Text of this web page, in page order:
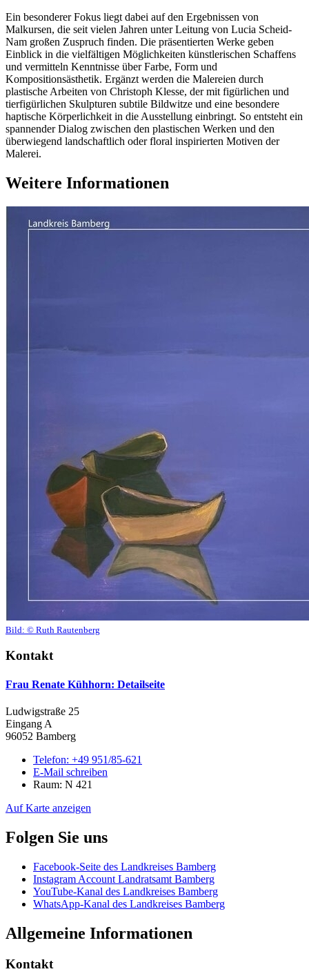
Ein besonderer Fokus liegt dabei auf den Ergebnissen von
Malkursen, die seit vielen Jahren unter Leitung von Lucia Scheid-
Nam großen Zuspruch finden. Die präsentierten Werke geben
Einblick in die vielfältigen Möglichkeiten künstlerischen Schaffens
und vermitteln Kenntnisse über Farbe, Form und
Kompositionsästhetik. Ergänzt werden die Malereien durch
plastische Arbeiten von Christoph Klesse, der mit figürlichen und
tierfigürlichen Skulpturen subtile Bildwitze und eine besondere
haptische Körperlichkeit in die Ausstellung einbringt. So entsteht ein
spannender Dialog zwischen den plastischen Werken und den
überwiegend landschaftlich oder floral inspirierten Motiven der
Malerei.
Weitere Informationen
Bild: © Ruth Rautenberg
Kontakt
Frau Renate Kühhorn: Detailseite
Ludwigstraße 25
Eingang A
96052 Bamberg
Telefon: +49 951/85-621
E-Mail schreiben
Raum: N 421
Auf Karte anzeigen
Folgen Sie uns
Facebook-Seite des Landkreises Bamberg
Instagram Account Landratsamt Bamberg
YouTube-Kanal des Landkreises Bamberg
WhatsApp-Kanal des Landkreises Bamberg
Allgemeine Informationen
Kontakt